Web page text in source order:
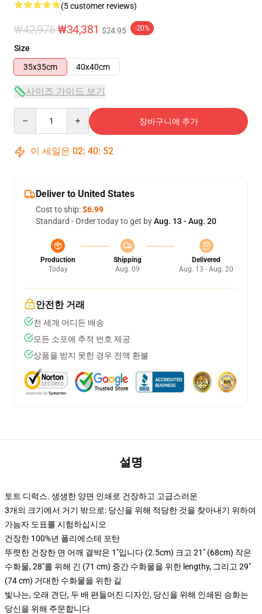
(5 customer reviews)
₩42,976₩34,381 $24.95 -20%
Size
35x35cm
40x40cm
사이즈 가이드 보기
장바구니에 추가
이 세일은 02: 40: 51
Deliver to United States
Cost to ship:$6.99
Standard - Order today to get byAug. 13 - Aug. 20
Production
Today
Shipping
Aug. 09
Delivered
Aug. 13 - Aug. 20
안전한 거래
전 세계 어디든 배송
모든 소포에 추적 번호 제공
상품을 받지 못한 경우 전액 환불
설명
토트 디럭스. 생생한 양면 인쇄로 건장하고 고급스러운
3개의 크기에서 거기 밖으로: 당신을 위해 적당한 것을 찾아내기 위하여
가늠자 도표를 시험하십시오
건장한 100%년 폴리에스테 포탄
뚜렷한 건장한 면 어깨 결박은 1"입니다 (2.5cm) 크고 21" (68cm) 작은
수화물, 28"를 위해 긴 (71 cm) 중간 수화물을 위한 lengthy, 그리고 29"
(74 cm) 거대한 수화물을 위한 길
빛나는, 오래 견딘, 두 배 편들어진 디자인, 당신을 위해 인쇄된 승화는
당신을 위해 주문합니다